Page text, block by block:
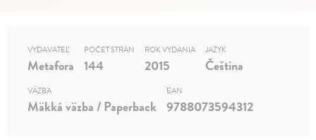
VYDAVATEĽ
Metafora
POČET STRÁN
144
ROK VYDANIA
2015
JAZYK
Čeština
VÄZBA
Mäkká väzba / Paperback
EAN
9788073594312